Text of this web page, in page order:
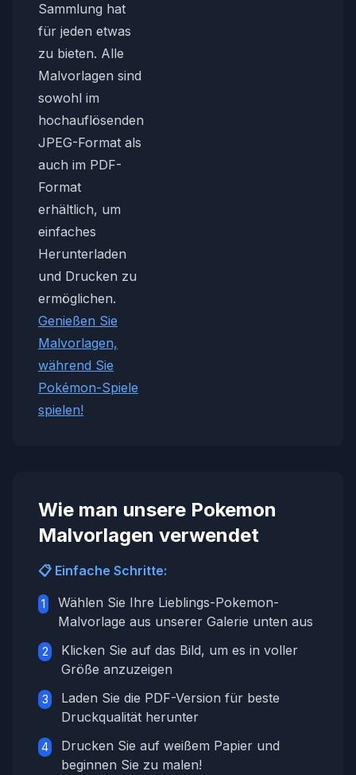
Sammlung hat
für jeden etwas
zu bieten. Alle
Malvorlagen sind
sowohl im
hochauflösenden
JPEG-Format als
auch im PDF-
Format
erhältlich, um
einfaches
Herunterladen
und Drucken zu
ermöglichen.
Genießen Sie
Malvorlagen,
während Sie
Pokémon-Spiele
spielen!
Wie man unsere Pokemon
Malvorlagen verwendet
📋 Einfache Schritte:
1
Wählen Sie Ihre Lieblings-Pokemon-
Malvorlage aus unserer Galerie unten aus
2
Klicken Sie auf das Bild, um es in voller
Größe anzuzeigen
3
Laden Sie die PDF-Version für beste
Druckqualität herunter
4
Drucken Sie auf weißem Papier und
beginnen Sie zu malen!